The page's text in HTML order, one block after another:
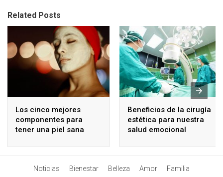
Related Posts
Los cinco mejores
componentes para
tener una piel sana
Beneficios de la cirugía
estética para nuestra
salud emocional
Noticias Bienestar Belleza Amor Familia